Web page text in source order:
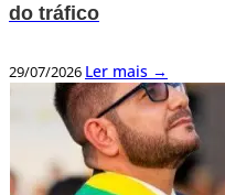
do tráfico
29/07/2026 Ler mais →